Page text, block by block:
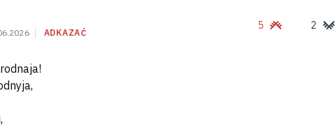
ADKAZAĆ
5 2